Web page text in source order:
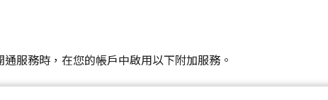
服務時，在您的帳戶中啟用以下附加服務。